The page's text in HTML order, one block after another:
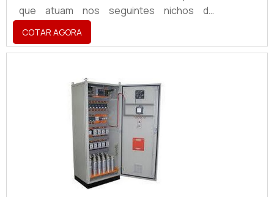
que atuam nos seguintes nichos de
mercado: Farmacêuticos; Alimentícios;
Agroindustriais; Entre outros.Além disso,
fabricantes de equipamentos e sistemas,
geral, também podem investir de forma
assertiva na montagem de painel elétrico.
Na prática, esse tipo de serviço confere e
proporciona às empresas um maior
controle dos sistemas elétrico.
COTAR AGORA